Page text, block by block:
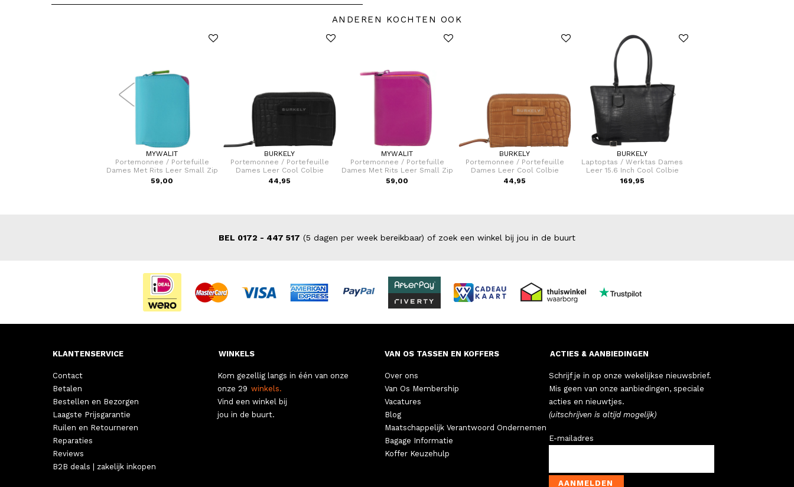
ANDEREN KOCHTEN OOK
MYWALIT
Portemonnee / Portefuille
Dames Met Rits Leer Small Zip
59,00
BURKELY
Portemonnee / Portefeuille
Dames Leer Cool Colbie
44,95
MYWALIT
Portemonnee / Portefuille
Dames Met Rits Leer Small Zip
59,00
BURKELY
Portemonnee / Portefeuille
Dames Leer Cool Colbie
44,95
BURKELY
Laptoptas / Werktas Dames
Leer 15.6 Inch Cool Colbie
169,95
BEL 0172 - 447 517 (5 dagen per week bereikbaar) of zoek een winkel bij jou in de buurt
KLANTENSERVICE
Contact
Betalen
Bestellen en Bezorgen
Laagste Prijsgarantie
Ruilen en Retourneren
Reparaties
Reviews
B2B deals | zakelijk inkopen
WINKELS
Kom gezellig langs in één van onze
onze 29 winkels.
Vind een winkel bij
jou in de buurt.
VAN OS TASSEN EN KOFFERS
Over ons
Van Os Membership
Vacatures
Blog
Maatschappelijk Verantwoord Ondernemen
Bagage Informatie
Koffer Keuzehulp
ACTIES & AANBIEDINGEN
Schrijf je in op onze wekelijkse nieuwsbrief.
Mis geen van onze aanbiedingen, speciale
acties en nieuwtjes.
(uitschrijven is altijd mogelijk)
E-mailadres
AANMELDEN